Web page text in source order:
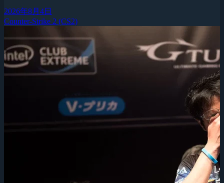
2026年8月4日
Counter-Strike 2 (CS2)